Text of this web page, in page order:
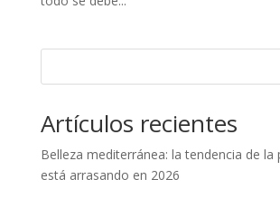
Artículos recientes
Belleza mediterránea: la tendencia de la
está arrasando en 2026